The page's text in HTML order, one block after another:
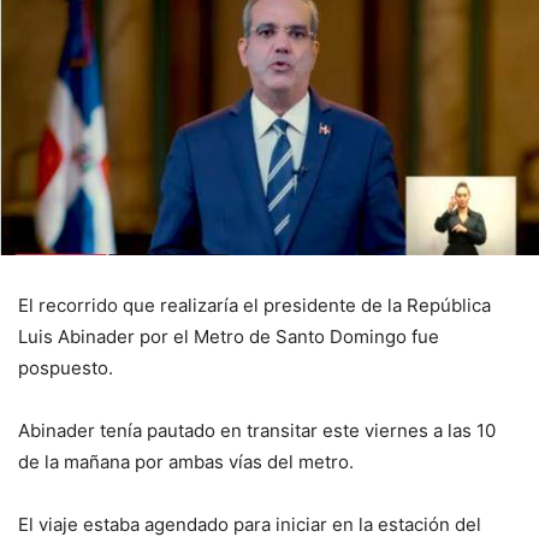
El recorrido que realizaría el presidente de la República
Luis Abinader por el Metro de Santo Domingo fue
pospuesto.
Abinader tenía pautado en transitar este viernes a las 10
de la mañana por ambas vías del metro.
El viaje estaba agendado para iniciar en la estación del